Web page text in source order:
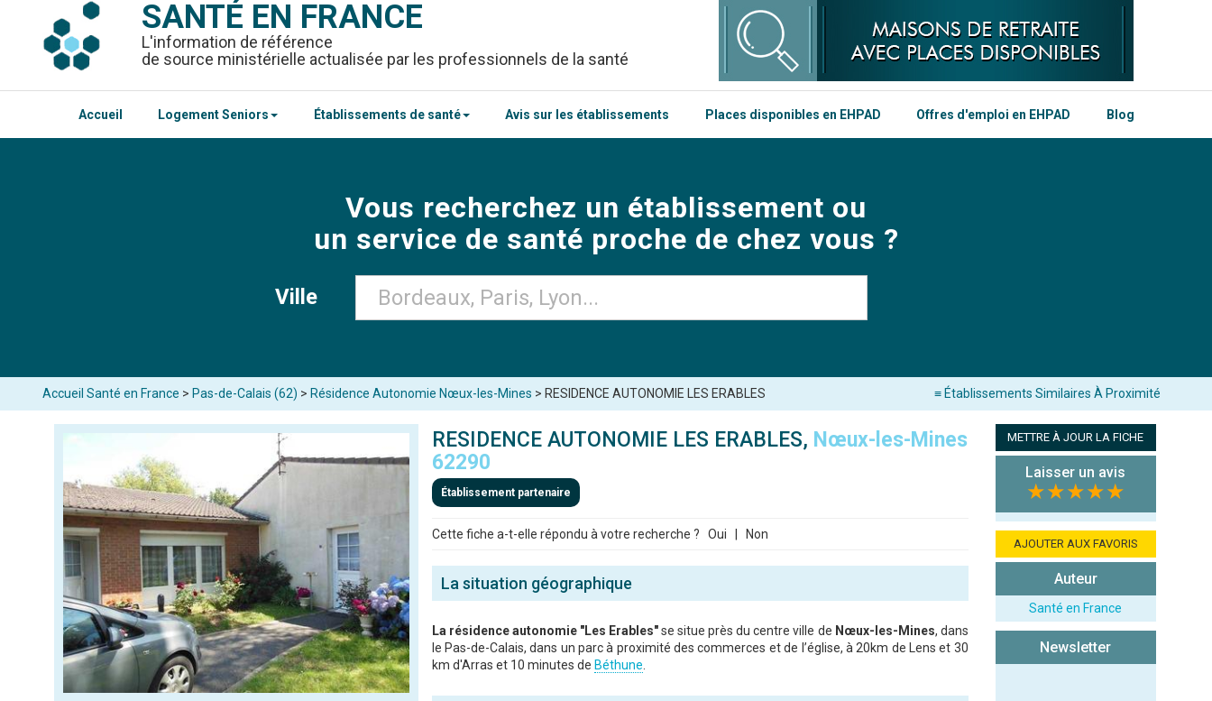
SANTÉ EN FRANCE
L'information de référence
de source ministérielle actualisée par les professionnels de la santé
Accueil Logement Seniors Établissements de santé Avis sur les établissements Places disponibles en EHPAD Offres d'emploi en EHPAD Blog
Vous recherchez un établissement ou
un service de santé proche de chez vous ?
Ville
≡ Établissements Similaires À Proximité
Accueil Santé en France > Pas-de-Calais (62) > Résidence Autonomie Nœux-les-Mines > RESIDENCE AUTONOMIE LES ERABLES
RESIDENCE AUTONOMIE LES ERABLES, Nœux-les-Mines
62290
Établissement partenaire
Cette fiche a-t-elle répondu à votre recherche ? Oui Non
La situation géographique
La résidence autonomie "Les Erables"se situe près du centre ville de Nœux-les-Mines, dans
le Pas-de-Calais, dans un parc à proximité des commerces et de l’église, à 20km de Lens et 30
km d'Arras et 10 minutes de Béthune
METTRE À JOUR LA FICHE
Laisser un avis
★★★★★
AJOUTER AUX FAVORIS
Auteur
Santé en France
Newsletter